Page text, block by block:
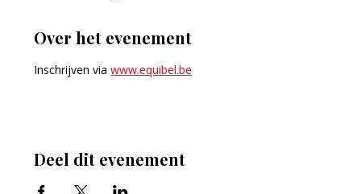
Over het evenement
Inschrijven via www.equibel.be
Deel dit evenement